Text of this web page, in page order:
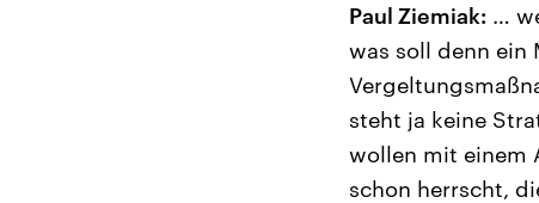
Paul Ziemiak: …
was soll denn ein
steht ja keine
wollen mit einem
schon herrscht,